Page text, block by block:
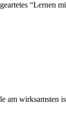
“Lernen
am wirksamsten